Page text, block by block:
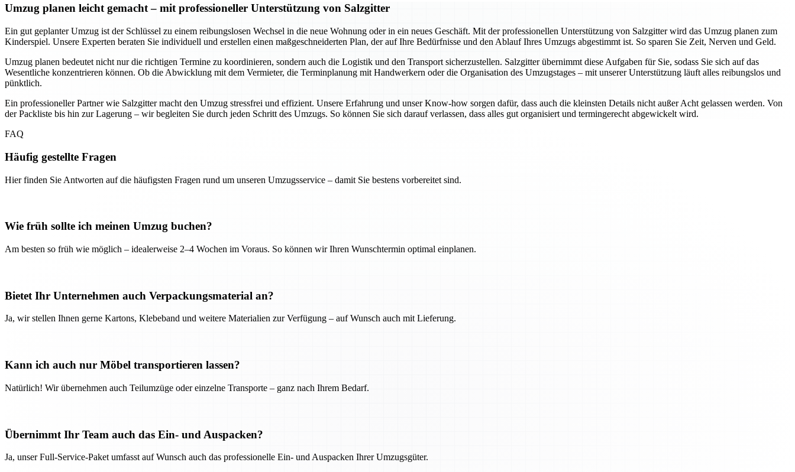
Umzug planen leicht gemacht – mit professioneller Unterstützung von Salzgitter
Ein gut geplanter Umzug ist der Schlüssel zu einem reibungslosen Wechsel in die neue Wohnung oder in ein neues Geschäft. Mit der professionellen Unterstützung von Salzgitter wird das Umzug planen zum
Kinderspiel. Unsere Experten beraten Sie individuell und erstellen einen maßgeschneiderten Plan, der auf Ihre Bedürfnisse und den Ablauf Ihres Umzugs abgestimmt ist. So sparen Sie Zeit, Nerven und Geld.
Umzug planen bedeutet nicht nur die richtigen Termine zu koordinieren, sondern auch die Logistik und den Transport sicherzustellen. Salzgitter übernimmt diese Aufgaben für Sie, sodass Sie sich auf das
Wesentliche konzentrieren können. Ob die Abwicklung mit dem Vermieter, die Terminplanung mit Handwerkern oder die Organisation des Umzugstages – mit unserer Unterstützung läuft alles reibungslos und
pünktlich.
Ein professioneller Partner wie Salzgitter macht den Umzug stressfrei und effizient. Unsere Erfahrung und unser Know-how sorgen dafür, dass auch die kleinsten Details nicht außer Acht gelassen werden. Von
der Packliste bis hin zur Lagerung – wir begleiten Sie durch jeden Schritt des Umzugs. So können Sie sich darauf verlassen, dass alles gut organisiert und termingerecht abgewickelt wird.
FAQ
Häufig gestellte Fragen
Hier finden Sie Antworten auf die häufigsten Fragen rund um unseren Umzugsservice – damit Sie bestens vorbereitet sind.
Wie früh sollte ich meinen Umzug buchen?
Am besten so früh wie möglich – idealerweise 2–4 Wochen im Voraus. So können wir Ihren Wunschtermin optimal einplanen.
Bietet Ihr Unternehmen auch Verpackungsmaterial an?
Ja, wir stellen Ihnen gerne Kartons, Klebeband und weitere Materialien zur Verfügung – auf Wunsch auch mit Lieferung.
Kann ich auch nur Möbel transportieren lassen?
Natürlich! Wir übernehmen auch Teilumzüge oder einzelne Transporte – ganz nach Ihrem Bedarf.
Übernimmt Ihr Team auch das Ein- und Auspacken?
Ja, unser Full-Service-Paket umfasst auf Wunsch auch das professionelle Ein- und Auspacken Ihrer Umzugsgüter.